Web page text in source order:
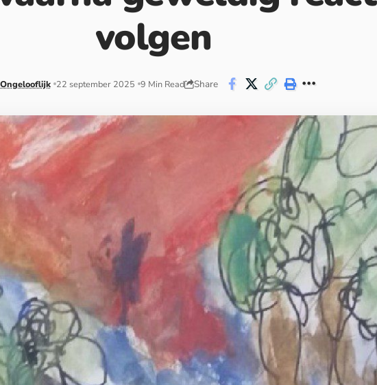
volgen
Ongelooflijk 22 september 2025 9 Min Read Share